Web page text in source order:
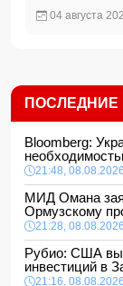
04 августа
ПОСЛЕДНИЕ
Bloomberg:
21:48, 08.08.2026
МИД Омана
Ормузскому
21:28, 08.08.2026
Рубио: США
инвестиций в
21:16, 08.08.2026